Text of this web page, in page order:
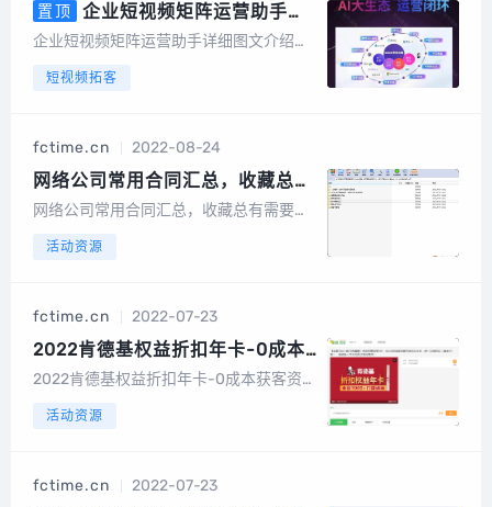
成本节...
置顶
企业短视频矩阵运营助手详
细图文介绍，AI数字人，AI文案，
企业短视频矩阵运营助手详细图文介绍算
积分，1元100积分以数字人克隆为例短视
务管理图文矩阵管理UGC裂变码多模式视
频...
短视频拓客
fctime.cn 2022-08-24
网络公司常用合同汇总，收藏总有
需要的时候
网络公司常用合同汇总，收藏总有需要的
m/dkyqUG6T...
活动资源
fctime.cn 2022-07-23
2022肯德基权益折扣年卡-0成本
获客资源
2022肯德基权益折扣年卡-0成本获客资
活动资源
fctime.cn 2022-07-23